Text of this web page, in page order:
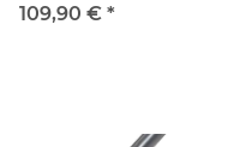
109,90 € *